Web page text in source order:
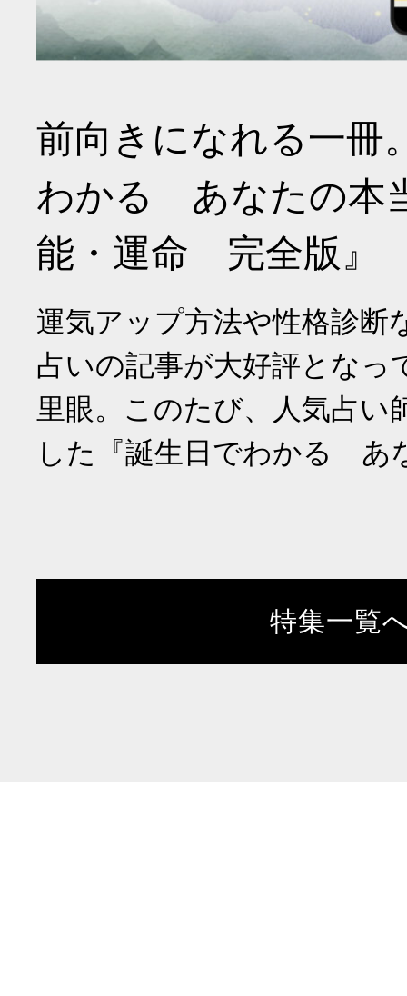
前向きになれる一冊
わかる あなたの本
能・運命 完全版』
運気アップ方法や性格診断
占いの記事が大好評となっ
里眼。このたび、人気占い
した『誕生日でわかる あ
特集一覧